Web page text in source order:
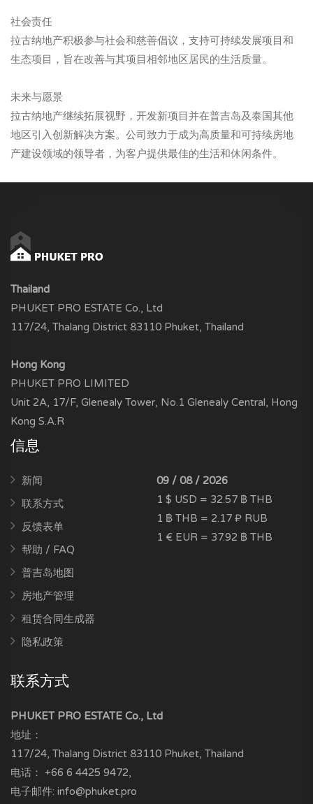
社会责任
拉古纳地产积极参与社会和慈善倡议，支持可持续发展项目和
生态项目，旨在改善与其项目相邻地区居民的生活质量。
未来与愿景
拉古纳地产继续拓展视野，开发新项目并在普吉岛及泰国其他
地区引入创新解决方案。公司致力于成为高质量和可持续房地
产建设领域的领导者，为客户提供最佳的生活和休闲条件。
Thailand
PHUKET PRO ESTATE Co., Ltd
117/24, Thalang District 83110 Phuket, Thailand
Hong Kong
PHUKET PRO LIMITED
Unit 2A, 17/F, Glenealy Tower, No.1 Glenealy Central, Hong
Kong S.A.R
信息
新闻
联系方式
反馈表单
帮助 / FAQ
普吉岛地图
房地产管理
租赁合同生成器
隐私政策
09 / 08 / 2026
1 $ USD = 32.57 ฿ THB
1 ฿ THB = 2.17 ₽ RUB
1 € EUR = 37.92 ฿ THB
联系方式
PHUKET PRO ESTATE Co., Ltd
地址：
117/24, Thalang District 83110 Phuket, Thailand
电话： +66 6 4425 9472,
电子邮件: info@phuket.pro